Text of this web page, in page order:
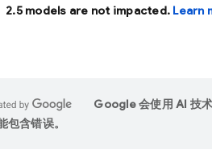
2.5 models are not impacted. Learn
Google 会使用 AI 技
包含错误。